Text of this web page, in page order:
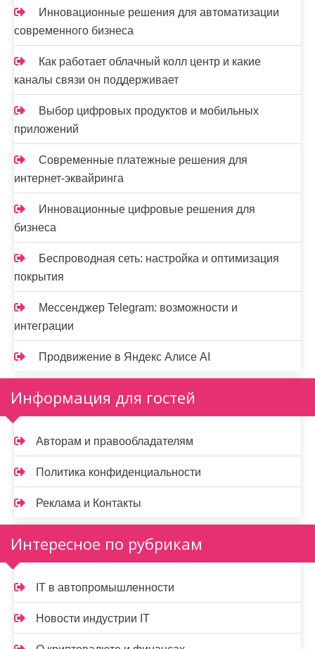
Инновационные решения для автоматизации
современного бизнеса
Как работает облачный колл центр и какие
каналы связи он поддерживает
Выбор цифровых продуктов и мобильных
приложений
Современные платежные решения для
интернет-эквайринга
Инновационные цифровые решения для
бизнеса
Беспроводная сеть: настройка и оптимизация
покрытия
Мессенджер Telegram: возможности и
интеграции
Продвижение в Яндекс Алисе AI
Информация для гостей
Авторам и правообладателям
Политика конфиденциальности
Реклама и Контакты
Интересное по рубрикам
IT в автопромышленности
Новости индустрии IT